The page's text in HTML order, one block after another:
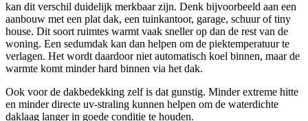
kan dit verschil duidelijk merkbaar zijn. Denk bijvoorbeeld aan een
aanbouw met een plat dak, een tuinkantoor, garage, schuur of tiny
house. Dit soort ruimtes warmt vaak sneller op dan de rest van de
woning. Een sedumdak kan dan helpen om de piektemperatuur te
verlagen. Het wordt daardoor niet automatisch koel binnen, maar de
warmte komt minder hard binnen via het dak.
Ook voor de dakbedekking zelf is dat gunstig. Minder extreme hitte
en minder directe uv-straling kunnen helpen om de waterdichte
daklaag langer in goede conditie te houden.